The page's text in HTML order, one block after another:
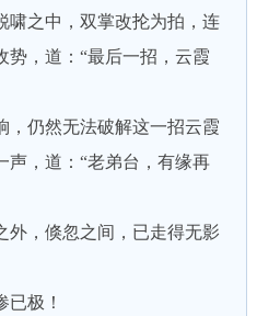
啸之中，双掌改抡为拍，连
势，道：“最后一招，云霞
仍然无法破解这一招云霞
声，道：“老弟台，有缘再
，倏忽之间，已走得无影
极！